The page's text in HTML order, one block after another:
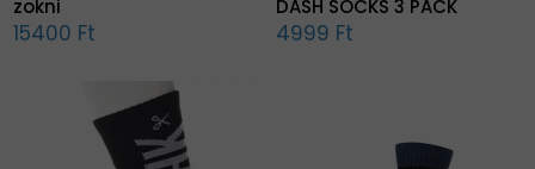
zokni
15400 Ft
DASH SOCKS 3 PACK
4999 Ft